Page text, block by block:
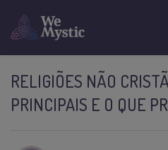
RELIGIÕES NÃO
PRINCIPAIS E O QUE